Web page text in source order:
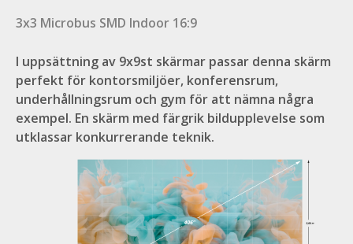
3x3 Microbus SMD Indoor 16:9
I uppsättning av 9x9st skärmar passar denna skärm
perfekt för kontorsmiljöer, konferensrum,
underhållningsrum och gym för att nämna några
exempel. En skärm med färgrik bildupplevelse som
utklassar konkurrerande teknik.